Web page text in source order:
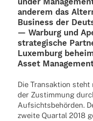
under
ande­rem das
Busi­ness der
— Warburg und
stra­te­gi­sche
Luxem­burg
Asset
Die Trans­ak­tion steht
der Zustim­mung
Aufsichts­be­hör­den.
zweite Quar­tal 2018